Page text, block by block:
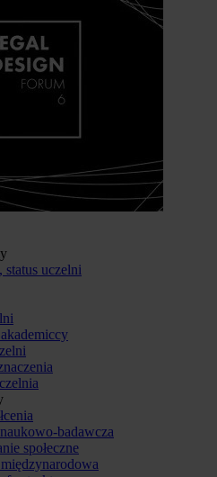
uczelni
badawcza
społeczne